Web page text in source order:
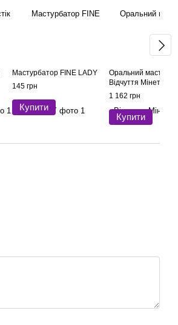
Мастурбатор FINE LADY
145 грн
Купити
Оральний
Відчуття Мінету
1 162 грн
Купити